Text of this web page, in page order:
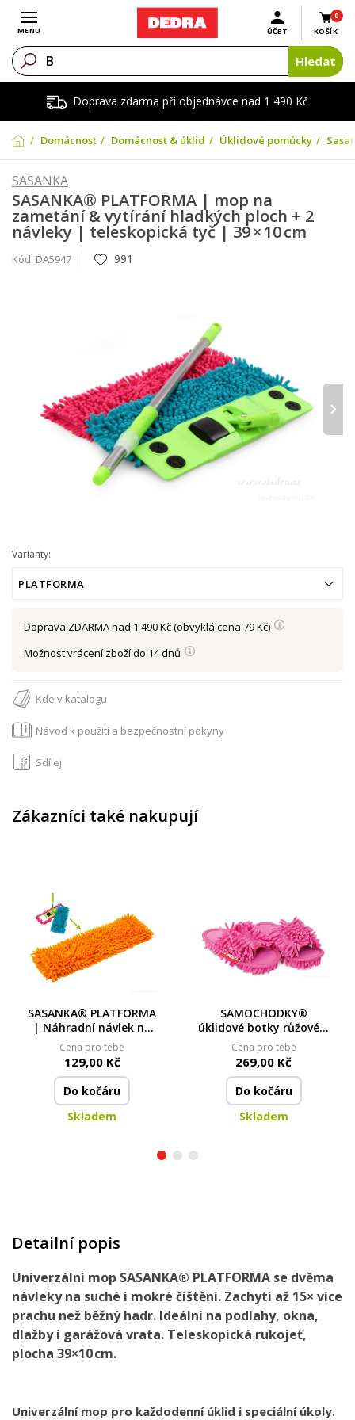
Doprava zdarma při objednávce nad 1 490 Kč
Otevřít menu
MENU
0
KOŠÍK
ÚČET
Hledat
Domácnost Domácnost & úklid Úklidové pomůcky
SASANKA
SASANKA® PLATFORMA | mop na
zametání & vytírání hladkých ploch + 2
návleky | teleskopická tyč | 39 × 10 cm
Kód: DA5947 991
›
Varianty:
PLATFORMA
Doprava ZDARMA nad 1 490 Kč(obvyklá cena 79 Kč)
Možnost vrácení zboží do 14 dnů
Kde v katalogu
Návod k použití a bezpečnostní pokyny
Sdílej
Zákazníci také nakupují
SASANKA® PLATFORMA
| Náhradní návlek na
mop | 39 × 10 cm
Cena pro tebe
129,00 Kč
Do kočáru
Skladem
SAMOCHODKY®
úklidové botky růžové |
velikost 36–40, délka 25
cm
Cena pro tebe
269,00 Kč
Do kočáru
Skladem
Detailní popis
Univerzální mop SASANKA® PLATFORMA se dvěma
návleky na suché i mokré čištění. Zachytí až 15× více
prachu než běžný hadr. Ideální na podlahy, okna,
dlažby i garážová vrata. Teleskopická rukojeť,
plocha 39×10 cm.
Univerzální mop pro každodenní úklid i speciální úkoly.